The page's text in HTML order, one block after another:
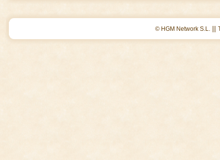
© HGM Network S.L. ||